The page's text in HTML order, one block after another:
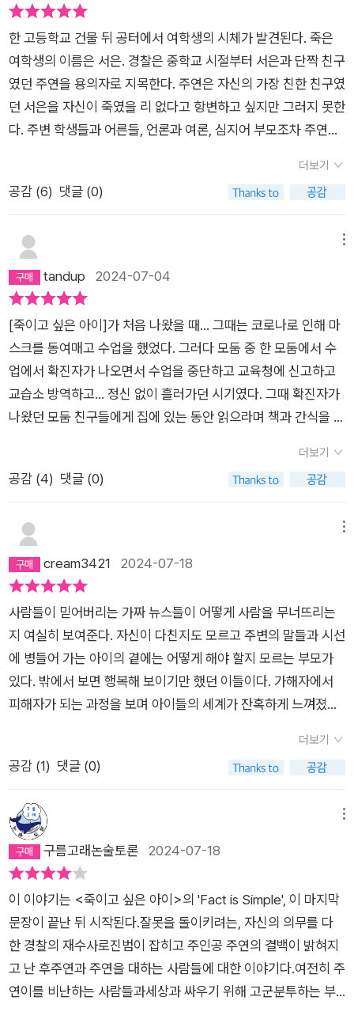
음식 하나에게도 선함이 악함을 이긴다는 것을 보여준다. 서로가
선하게 손을 잡고 마음을 다할 때 한 사람을 살릴 수 있다는 것을
주연의 안타까운 사연들을 통해서 보여주는 소설이다.​​여기 너를
믿는 사람도 있다. 그러면 죽을 사람도 산다. 그것이 사람 살아가
는 세상이다. 164​​따뜻한 밥을 해먹인다는 것이 얼마나 위대한 일
인지 자주 등장하는 작품이다. 시어머니가 주연이에게 밥을 해먹
먹이기 시작한다. 학교 담임선생님도 주연이가 밥을 먹을 수 있도
록 관심을 계속 이어가면서 대화를 한다. 먹는다는 것은 사람을
살리는 일임을 묵묵하게 여러 사람들을 통해서 보여준다. 성적이
좋고, 능력이 좋다고 주연이가 행복했던 적이 없었다고 어머니에
게 고백한다. 다섯 살 이후로 행복하지 않았다고 말하는 주연의
인생은 얼마나 외로웠을지 짐작해 보지 않을 수가 없다. 명품을
리고 주연이 잃어버린 삶을 원상복구하고자 주연 엄마는 서은이
엄마에게도 미안함을 표현한다. 심지어 남편에게도 자기 딸을 지
키고자 의사를 분명하게 표명한다. 심리치료를 받는 것까지도 거
침없이 노력하면서 무너져내린 가족을 회복시키고자 의지를 드
러낸다. ​​무시당하지 않고자 노력한 주연의 아버지가 있다. 반대한
결혼을 성공적으로 살고자 노력한 주연의 엄마도 주연의 상황을
지켜보면서 서서히 변화되기 시작한다. 닮고 싶지 않은 자기 아버
의 모습도 있다. 늦지 않도록 다시 되돌릴 수 있는 자구책들이 하
나둘씩 드러나면서 주연의 가족들에게는 희망이 보이기 시작한
다. 성공만을 향하는 아버지와 명품을 자랑하고 치맛바람과 입바
람이 셴 주연 어머니가 무너지면서 다시 노력하는 움직임들로 희
망을 주는 소설이다. ​​서은이도 주연이가 살았으면 하는 바램을 표
명한다. 작은 입모양의 말이 무엇이었는지도 작품에서 전해진다.
더불어 서은이 엄마가 딸의 죽음으로 자살을 시도하고자 할 때 주
연이가 집을 찾아오면서 시도를 멈추게 한 것도 암시적이다. 서은
이는 더 이상 누구도 삶을 포기하는 것을 원하지 않았다. 살아야
리들의 관심과 선함에서 이어진다는 것을 보여준다. 뒤에서 욕하
는 것, 거짓말과 비방, 편견과 차별로 두 번 사람을 죽이는 것을
멈추어야 하는 것을 이 소설에서도 보게 된다. ​​댓글 문화도 다르
지가 않다. 진실이 아닌 댓글로 비방하고 욕설을 하면서 한 사람
을 죽도록 만드는 사회는 결코 온전한 사회가 아님을 여러 사건들
로 자살한 사건들을 통해서 거듭 우리는 배우게 된다. 댓글 문화
는 사람을 죽이는 수단이 되기도 한다. 댓글부대 영화에서도 이러
한 움직임은 감지된다. 진실이 아닌 거짓이 이기는 것은 멈추어야
한다. 지금도 댓글들을 읽으면 치우침이 느껴지는 글들이 많이 감
지되는 세상이다. 자본의 힘으로 움직이는 댓글부대는 지금도 움
직이고 있음을 보게 된다. 수군거림으로 거짓이 진실을 이기는 것
은 멈추어야 한다는 것을 청소년 소설을 통해서도 확인하게 된다.
지 않았다. 그만큼 아이들은 몰입해서 책을 읽었다. 그리고 마지
막 페이지를 읽으며 탄식했다. 책장을 덮고 열띤 목소리로 책에
대해 이야기 하던 아이들이 물었다. “그래서 지주연은 어떻게
되는 건가요?”“목격자가 그래도 되는 건가요?”“서은 엄마는 어
떻게 살죠?” 나는 이렇게 대답 할 수밖에 없었다. “그건 독자들
로 3년에 걸쳐 세 개의 그룹과 토론을 했는데, 저 질문은 끊임없
시간을 갖기도 했다. 그 어떤 이야기도 아이들을 만족시키지는 못
했다. 며칠 전, 이 책의 후속작이 나온다는 소식을 들었다. 이 책
에 열광하는 또 다른 청소년들에게 출간 예정 소식을 알렸다. 그
리고 나는 날마다 인터넷 서점을 오가며 책이 출간됐는지 확인했
다. 그러다 어제, 드디어 『죽이고 싶은 아이2』(우리학교, 2024)
를 읽었다. 책은 여전히 한 번 잡으면 내려놓을 수 없을 정도로
흥미진진했다. 그러나 나는 종종 눈물을 닦으며 숨고르기를 해야
했다. 그렇지 않으면 대성통곡을 할 것 같았기 때문이다. 책을 다
읽은 후에 ‘비로소 이야기가 완결 되었다’고 느꼈다. 아이들이 그
니’와 ‘미친년(고3언니)’과 ‘슈퍼 아줌마’에게 진심으로 감사했다.
세상은 이런 분들 덕분에 망하지 않는 거니까. 마지막으로 강연
장에서 이꽃님 작가에게 질문해준 중학생에게 감사한다. 그는 작
가에게 “작가의 말에 보니 ‘작가는 인물에 책임을 져야 한다고 배
웠다’라고 쓰여 있던데 정말로 작가님은 책 속의 인물에게 책임을
졌다고 생각하세요?”라고 질문했다. 그 친구 덕분에 이 책이 세
세상, 그 안에서도 균형을 맞추려고 노력하는 반짝이는 마음들을
담은 소설, 『죽이고 싶은 아이2』를 추천한다. 덧) 『죽이고 싶은
한 고등학교 건물 뒤 공터에서 여학생의 시체가 발견된다. 죽은
여학생의 이름은 서은. 경찰은 중학교 시절부터 서은과 단짝 친구
였던 주연을 용의자로 지목한다. 주연은 자신의 가장 친한 친구였
던 서은을 자신이 죽였을 리 없다고 항변하고 싶지만 그러지 못한
다. 주변 학생들과 어른들, 언론과 여론, 심지어 부모조차 주연을
때문이다. 그렇게 주연이 범인인 것으로 사건이 정리되던 차에 한
형사가 새로운 단서를 발견한다.사건 이후 집과 학교로 돌아간 주
연은 어디서도 환대 받지 못하고 힘든 시간을 보낸다. 어딜 가나
사람들은 주연에게 차가운 시선을 보내고 날카로운 말을 쏟는
다. 그런 것들보다 주연을 더 힘들게 하는 건, 자꾸만 눈에 보이는
서은의 모습이다. 언제부터인가 서은의 환영을 보는 주연은 자꾸
차 주연에게 필요한 게 뭔지도 모르고 언성을 높일 때, 의외의 인
물들이 주연에게 필요한 걸 알아보고 담담히 채워준다.베스트셀
러 소설 <죽이고 싶은 아이>의 후속편 <죽이고 싶은 아이 2>는
사건 이후 남겨진 사람들에 관한 이야기를 그린다. 미스터리 소설
을 읽고 나면 사건의 범인을 찾는 것도 중요하지만 사건으로 인해
피해를 입은 사람들을 돌보는 일 또한 중요하지 않은가 하는 생각
을 하게 되는데, <죽이고 싶은 아이 2>가 바로 그 후자에 해당한
의 유일한 가족인 엄마만이 아니다. 친구를 잃은 주연도, 주연의
부모도, 사건이 발생한 학교의 학생들과 교사들, 이웃 주민들
도 크기의 차이는 있을지언정 사건 때문에 일상이 흔들리는 피해
를 입었다. 이런 상황에서 가장 쉽고 빠르게 느낄 수 있는 감정이
당황, 짜증, 분노 등인데, 사람들은 이를 유력 용의자로 지목된 주
연에게 주로 쏟는다. 주연도 가장 친한 친구를 잃은 피해자라는
사실은 아랑곳하지 않고 주연을 욕받이로 대한다.그렇게 비난하
고 비난받고, 상처 주고 상처받는 상황이 계속되는 가운데, 몇몇
사람들은 다수와 다른 행동을 한다. 주연에게 화를 내거나 욕하는
준다. 그들은 주연이 전부터 알던 사람이기도 하고 전혀 모르는
사람이기도 하다. 그들은 마치 레이먼드 카버의 소설 <별것 아닌
것 같지만 도움이 되는>에 나오는 빵집 주인처럼 작지만 큰 선행
을 한다. 이런 사람들이 사람을 살리고 세상을 구하는 것 아닐까.
+ 이 책은 마지막에 실린 작가의 말까지 읽어야 완성된다. 작가님
에게 영감을 준 독자님께, 덕분에 좋은 소설을 읽게 되어 진심으
더보기
공감 (6) 댓글 (0)
tandup 2024-07-04
[죽이고 싶은 아이]가 처음 나왔을 때... 그때는 코로나로 인해 마
스크를 동여매고 수업을 했었다. 그러다 모둠 중 한 모둠에서 수
업에서 확진자가 나오면서 수업을 중단하고 교육청에 신고하고
교습소 방역하고... 정신 없이 흘러가던 시기였다. 그때 확진자가
나왔던 모둠 친구들에게 집에 있는 동안 읽으라며 책과 간식을 사
자체도 재미있지만 우리들에게는 잊지 못할 추억이 있다. 초6이
었던 아이들이 이제 중3이 되었다... 그 아이들에게 [죽이고 싶은
2권을 궁금해했다. 마지막에 범인을 알게된 충격, 그 이후는 상상
으로만 잠재웠었는데 2권이 나왔으니 다들 뒷이야기를 관심가질
수밖에...작가님의 말처럼 2권은 소문이 한 인간의 삶을 어떻게
인물에 대한 책임감으로 집필을 하게 되었다던 작가님의 마음이
읽는 내내 잘 느껴졌다.역시 이꽃님 작가의 글답게 막힘 없이 술
술 잘 읽혔다. 중간중간 입말도 살아있고 순식간에 한 권을 훅 읽
었다.주연과 서은의 엄마이 아픔을 함께 치유해 가는 이야기가 뻔
한 듯하면서도 워낙 이 이야기에 몰입해 있다 보니 내 마음도 함
께 울고 아팠다. 특히 고3 센언니 캐릭터 너무 맘에 들었다. 귀신
이 보인다는 아이, 살인 혐의를 받고 친구를 괴롭혔다며 아무도
왜이리 통쾌하지. 소문이 소문을 낳아 누구보다 아플 당사자를 더
힘들게 하는 세상에 경종을 울리는 사이다 같은 말 한마디가 시원
시원했다.친구를 사귀는 방법을 몰랐을 뿐 서은을 좋아한 그 마음
만큼은 진심이었던 주연이 이젠 부모님과 소통하며 사회 속에서
잘 성장해 갈 거라는 생각에 읽고 마음이 편안해진다. 작가님도
그러시겠지?^^
더보기
공감 (4) 댓글 (0)
cream3421 2024-07-18
사람들이 믿어버리는 가짜 뉴스들이 어떻게 사람을 무너뜨리는
지 여실히 보여준다. 자신이 다친지도 모르고 주변의 말들과 시선
에 병들어 가는 아이의 곁에는 어떻게 해야 할지 모르는 부모가
있다. 밖에서 보면 행복해 보이기만 했던 이들이다. 가해자에서
피해자가 되는 과정을 보며 아이들의 세계가 잔혹하게 느껴졌다.
고 눈물이 났다. 나는 엄마의 시선으로 보고 있었던 것. 이 아이를
에 가슴이 먹먹해져 온다. 자신을 항상 증명해 보여야 했던 아이
인 주연이 친구 서은을 대하는 모난 모습에서 어린아이의 주연이
보였다. 버림받을까 봐, 나를 바라봐 주지 않을까 봐 노심초사하
미안해. 고마워해야 했는데, 너를 빼앗길까 봐 무서웠어. 다시 혼
자가 될까 봐.” “정말로 너는 혼자야?”“……아니.”“거봐. 별거 아
니지.” 전편을 읽고 못내 아쉬웠던 기억이 난다. <죽이고 싶은
아이 2>를 읽고 나니 이제 서은을 떠나 보낼 수 있겠다. 주연 또
한 별일 아닌 일이 계속되는 일상을 살아가는 모습을 상상하며 책
더보기
공감 (1) 댓글 (0)
구름고래논술토론 2024-07-18
이 이야기는 <죽이고 싶은 아이>의 'Fact is Simple', 이 마지막
문장이 끝난 뒤 시작된다.잘못을 돌이키려는, 자신의 의무를 다
한 경찰의 재수사로진범이 잡히고 주인공 주연의 결백이 밝혀지
고 난 후주연과 주연을 대하는 사람들에 대한 이야기다.여전히 주
연이를 비난하는 사람들과세상과 싸우기 위해 고군분투하는 부